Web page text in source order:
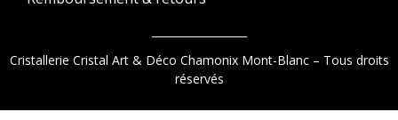
Cristallerie Cristal Art & Déco Chamonix Mont-Blanc – Tous droits
réservés